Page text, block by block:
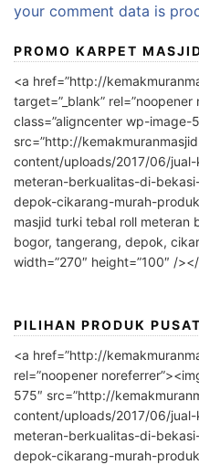
your comment data is
PROMO KARPET
<a href=”http://
target=”_blank” rel=”noopener
class=”aligncenter wp-image-
src=”http://
content/uploads/2017/06/
meteran-berkualitas-di-
depok-cikarang-murah-
masjid turki tebal roll meteran
bogor, tangerang, depok,
width=”270″ height=”100″ /
PILIHAN PRODUK
<a href=”http://
rel=”noopener
575″ src=”http://
content/uploads/2017/06/
meteran-berkualitas-di-
depok-cikarang-murah-